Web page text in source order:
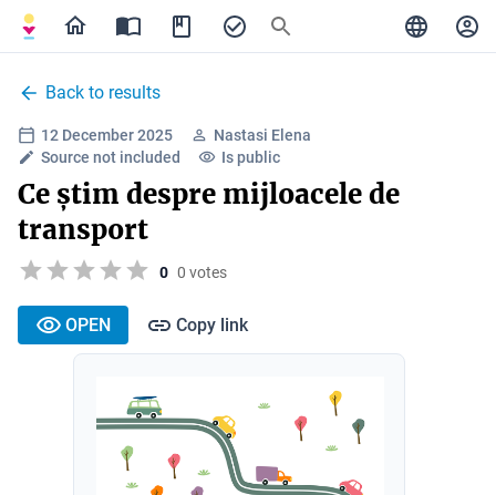
Back to results
12 December 2025
Nastasi Elena
Source not included
Is public
Ce știm despre mijloacele de
transport
0 0 votes
OPEN Copy link